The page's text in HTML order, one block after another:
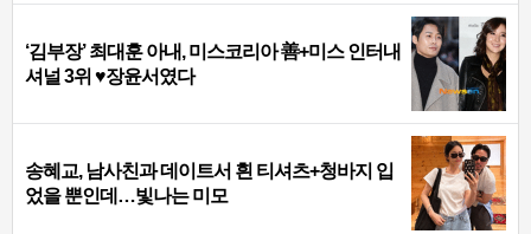
‘김부장’ 최대훈 아내, 미스코리아 善+미스 인터내
셔널 3위 ♥장윤서였다
송혜교, 남사친과 데이트서 흰 티셔츠+청바지 입
었을 뿐인데…빛나는 미모